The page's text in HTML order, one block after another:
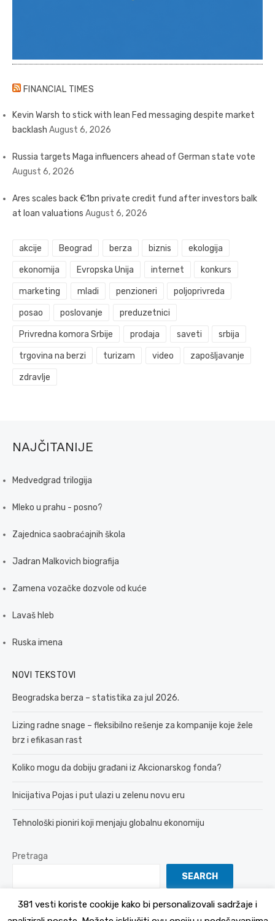
FINANCIAL TIMES
Kevin Warsh to stick with lean Fed messaging despite market
backlash August 6, 2026
Russia targets Maga influencers ahead of German state vote
August 6, 2026
Ares scales back €1bn private credit fund after investors balk
at loan valuations August 6, 2026
akcije Beograd berza biznis ekologija
ekonomija Evropska Unija internet konkurs
marketing mladi penzioneri poljoprivreda
posao poslovanje preduzetnici
Privredna komora Srbije prodaja saveti srbija
trgovina na berzi turizam video zapošljavanje
zdravlje
NAJČITANIJE
Medvedgrad trilogija
Mleko u prahu - posno?
Zajednica saobraćajnih škola
Jadran Malkovich biografija
Zamena vozačke dozvole od kuće
Lavaš hleb
Ruska imena
NOVI TEKSTOVI
Beogradska berza – statistika za jul 2026.
Lizing radne snage – fleksibilno rešenje za kompanije koje žele
brz i efikasan rast
Koliko mogu da dobiju građani iz Akcionarskog fonda?
Inicijativa Pojas i put ulazi u zelenu novu eru
Tehnološki pioniri koji menjaju globalnu ekonomiju
Pretraga
SEARCH
381 vesti koriste cookije kako bi personalizovali sadržaje i